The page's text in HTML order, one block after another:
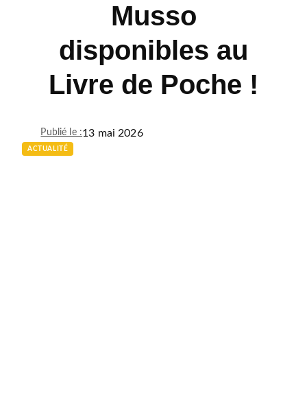
Musso
disponibles au
Livre de Poche !
Publié le :13 mai 2026
ACTUALITÉ